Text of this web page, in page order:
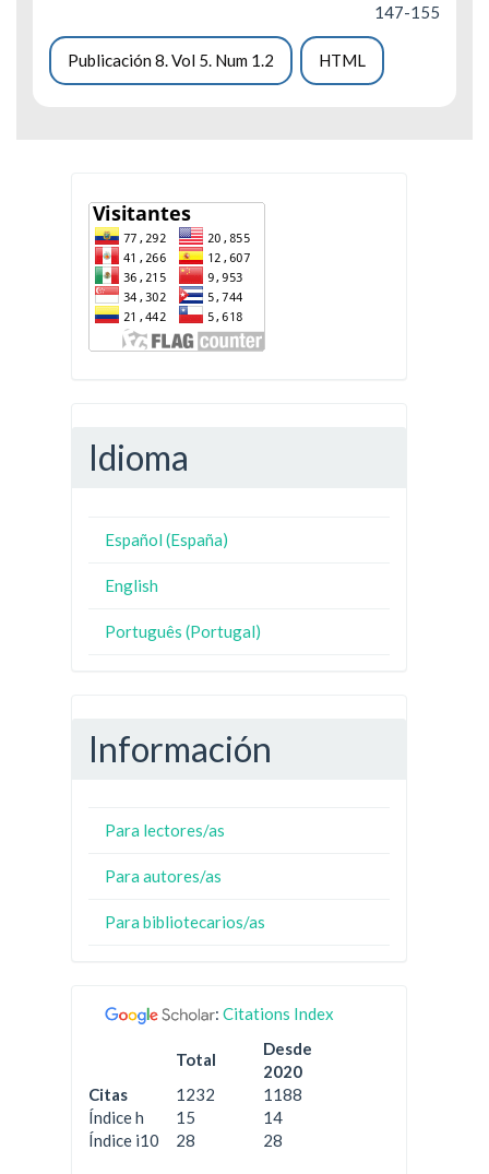
147-155
Publicación 8. Vol 5. Num 1.2 HTML
Idioma
Español (España)
English
Português (Portugal)
Información
Para lectores/as
Para autores/as
Para bibliotecarios/as
: Citations Index
Total
Desde
2020
Citas
1232
1188
Índice h
15
14
Índice i10
28 28